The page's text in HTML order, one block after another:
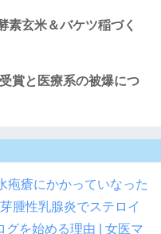
玄米＆バケツ稲づく
賞と医療系の被爆につ
疱瘡にかかっていなった
腫性乳腺炎でステロイ
グを始める理由 | 女医マ